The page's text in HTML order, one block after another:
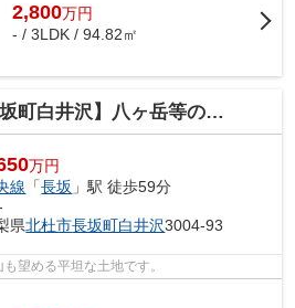
2,800万円
- / 3LDK / 94.82㎡
井沢】八ヶ岳等の山並みが望める土地
万円
線 「長坂 」駅 徒歩59分
県北杜市長坂町白井沢3004-93
望める平坦な土地です。